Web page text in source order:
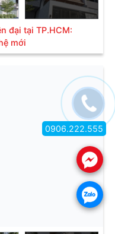
đại tại TP.HCM:
mới
.
.
0906.222.555